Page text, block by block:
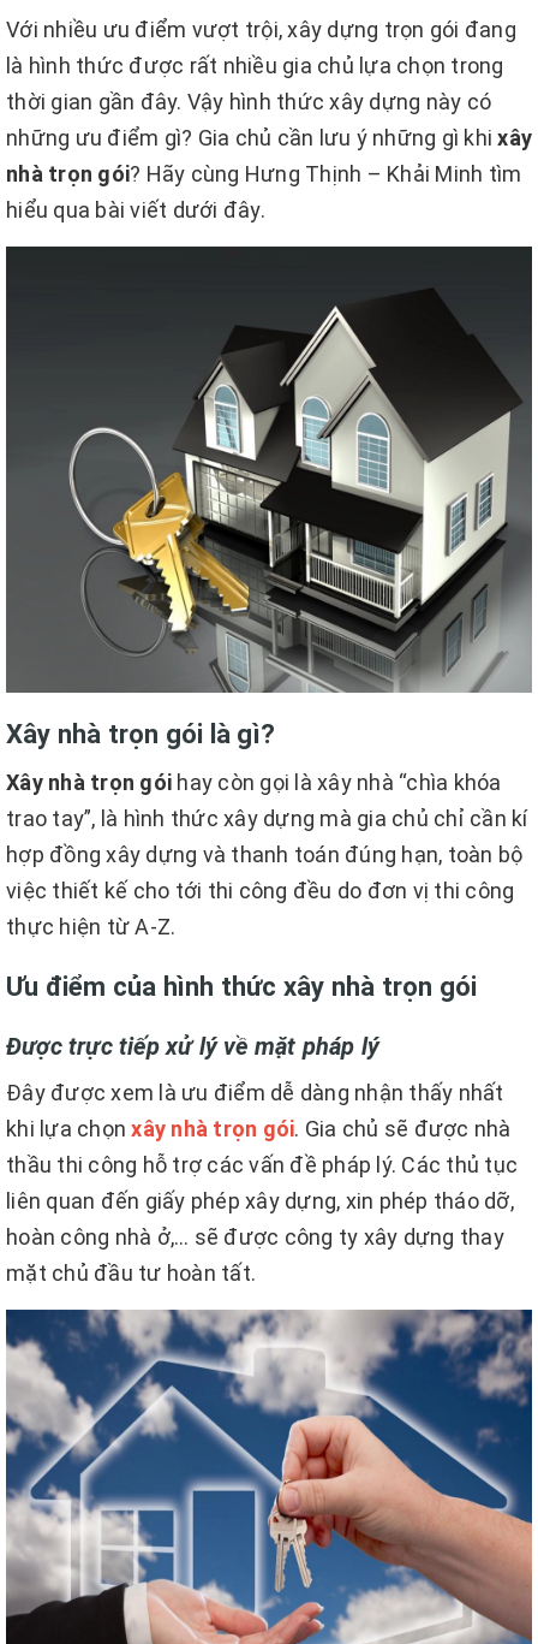
Với nhiều ưu điểm vượt trội, xây dựng trọn gói đang
là hình thức được rất nhiều gia chủ lựa chọn trong
thời gian gần đây. Vậy hình thức xây dựng này có
những ưu điểm gì? Gia chủ cần lưu ý những gì khixây
nhà trọn gói? Hãy cùng Hưng Thịnh – Khải Minh tìm
hiểu qua bài viết dưới đây.
Xây nhà trọn gói là gì?
Xây nhà trọn gói hay còn gọi là xây nhà “chìa khóa
trao tay”, là hình thức xây dựng mà gia chủ chỉ cần kí
hợp đồng xây dựng và thanh toán đúng hạn, toàn bộ
việc thiết kế cho tới thi công đều do đơn vị thi công
thực hiện từ A-Z.
Ưu điểm của hình thức xây nhà trọn gói
Được trực tiếp xử lý về mặt pháp lý
Đây được xem là ưu điểm dễ dàng nhận thấy nhất
khi lựa chọnxây nhà trọn gói. Gia chủ sẽ được nhà
thầu thi công hỗ trợ các vấn đề pháp lý. Các thủ tục
liên quan đến giấy phép xây dựng, xin phép tháo dỡ,
hoàn công nhà ở,… sẽ được công ty xây dựng thay
mặt chủ đầu tư hoàn tất.